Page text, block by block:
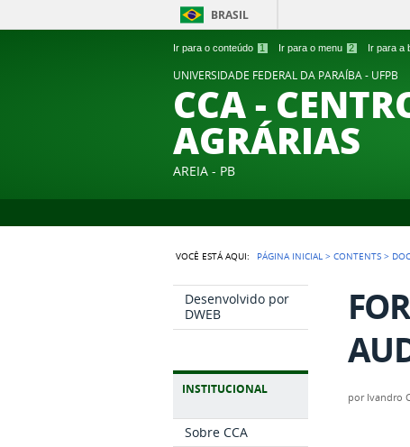
Ir para o conteúdo 1 Ir para o menu 2 Ir para a
BRASIL
UNIVERSIDADE FEDERAL DA PARAÍBA - UFPB
CCA -
AGRÁRIAS
AREIA - PB
VOCÊ ESTÁ AQUI: PÁGINA INICIAL >CONTENTS >
Desenvolvido por
DWEB
INSTITUCIONAL
Sobre CCA
por Ivandro